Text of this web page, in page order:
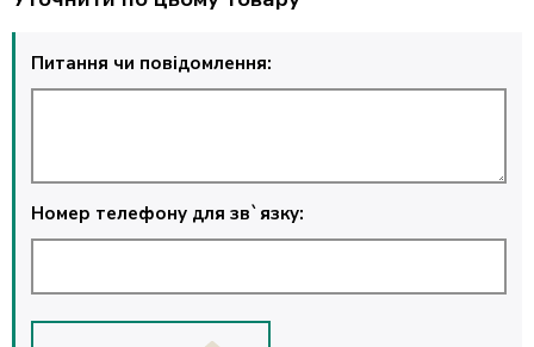
Питання чи повідомлення:
Номер телефону для зв`язку: